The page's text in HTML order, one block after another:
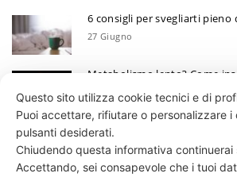
6 consigli per svegliarti pieno
27 Giugno
Metabolismo lento? Come
13 Giugno
Ecco perchè devi annotare i
30 Maggio
Questo sito utilizza cookie tecnici e di
Puoi accettare, rifiutare o personalizzare i
pulsanti desiderati.
Chiudendo questa informativa
Accettando, sei consapevole che i tuoi